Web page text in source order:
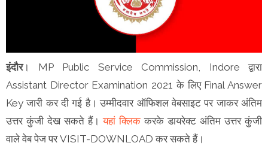
इंदौर। MP Public Service Commission, Indore द्वारा
Assistant Director Examination 2021 के लिए Final Answer
Key जारी कर दी गई है। उम्मीदवार ऑफिशल वेबसाइट पर जाकर अंतिम
उत्तर कुंजी देख सकते हैं।यहां क्लिककरके डायरेक्ट अंतिम उत्तर कुंजी
वाले वेब पेज पर VISIT-DOWNLOAD कर सकते हैं।